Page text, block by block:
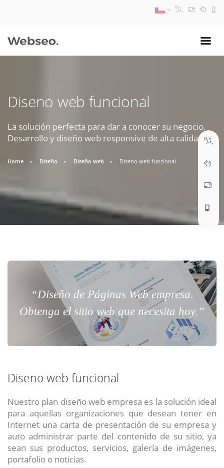
Diseno web funcional
La solución perfecta para dar a conocer su negocio.
Desarrollo y diseño web responsive de alta calidad.
Home Diseño Diseño web Diseno web funcional
“Diseño de Páginas Web empresa.
Obtenga el sitio web que necesita hoy.”
Diseno web funcional
Nuestro plan diseño web empresa es la solución ideal
para aquellas organizaciones que desean tener en
Internet una carta de presentación de su empresa y
auto administrar parte del contenido de su sitio, ya
sean sus productos, servicios, galería de imágenes,
portafolio o noticias.
09:30 AM A 18:30 PM
soporte@webseo.cl